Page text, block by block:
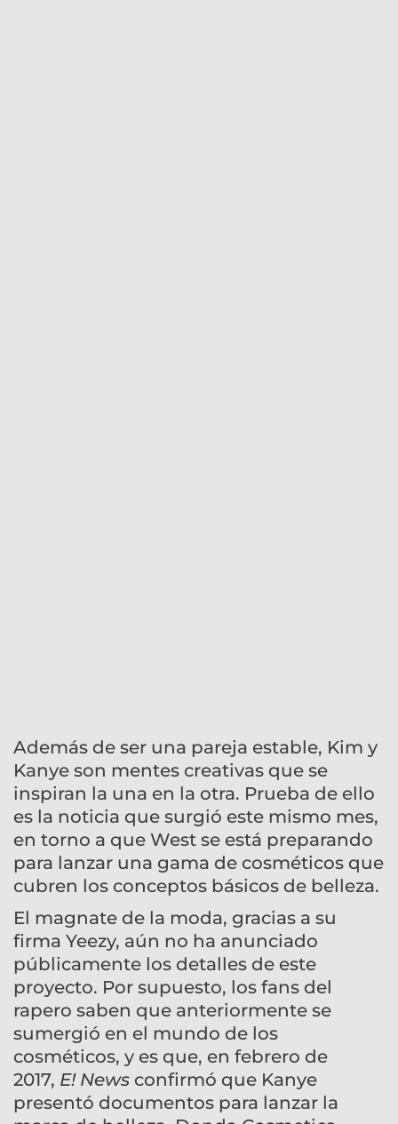
Además de ser una pareja estable, Kim y
Kanye son mentes creativas que se
inspiran la una en la otra. Prueba de ello
es la noticia que surgió este mismo mes,
en torno a que West se está preparando
para lanzar una gama de cosméticos que
cubren los conceptos básicos de belleza.
El magnate de la moda, gracias a su
firma Yeezy, aún no ha anunciado
públicamente los detalles de este
proyecto. Por supuesto, los fans del
rapero saben que anteriormente se
sumergió en el mundo de los
cosméticos, y es que, en febrero de
2017, E! News confirmó que Kanye
presentó documentos para lanzar la